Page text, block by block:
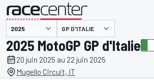
présenté par GP D'ITALIE
2025 MotoGP GP d'Italie
20 juin 2025 au 22 juin 2025
Mugello Circuit, IT